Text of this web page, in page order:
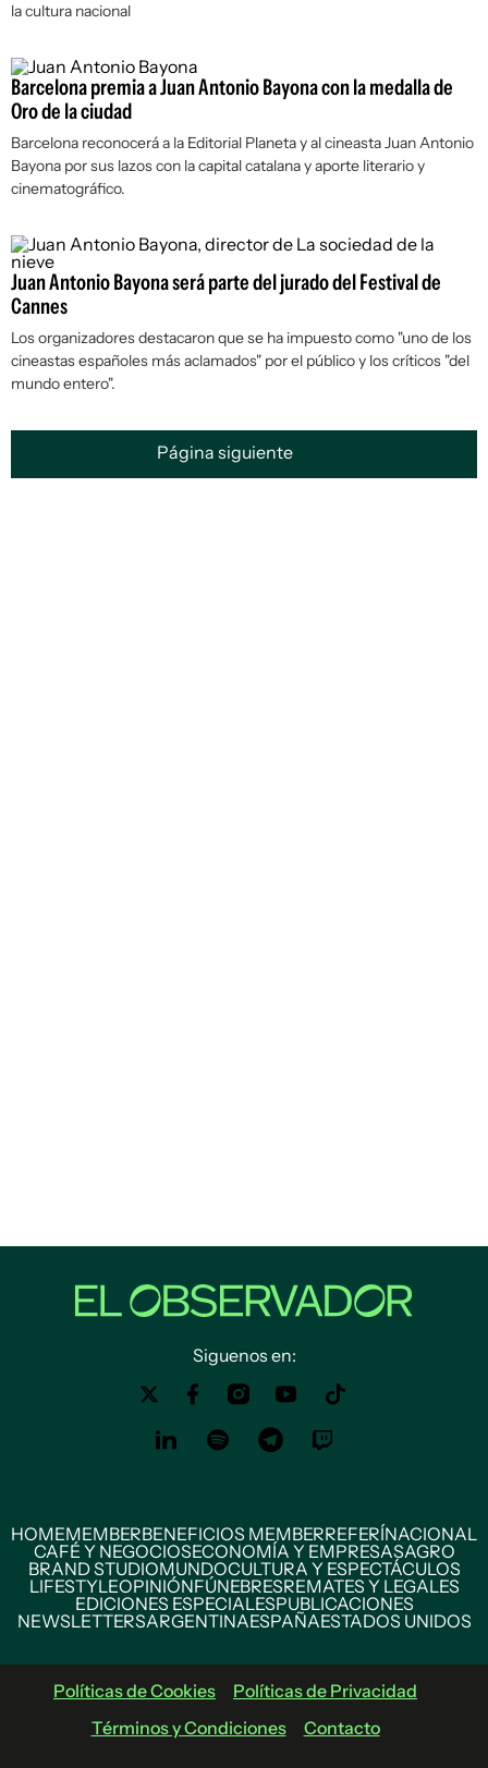
la cultura nacional
Barcelona premia a Juan Antonio Bayona con la medalla de
Oro de la ciudad
Barcelona reconocerá a la Editorial Planeta y al cineasta Juan Antonio
Bayona por sus lazos con la capital catalana y aporte literario y
cinematográfico.
Juan Antonio Bayona será parte del jurado del Festival de
Cannes
Los organizadores destacaron que se ha impuesto como "uno de los
cineastas españoles más aclamados" por el público y los críticos "del
mundo entero".
Página siguiente
Siguenos en:
HOMEMEMBERBENEFICIOS MEMBERREFERÍNACIONAL
CAFÉ Y NEGOCIOSECONOMÍA Y EMPRESASAGRO
BRAND STUDIOMUNDOCULTURA Y ESPECTÁCULOS
LIFESTYLEOPINIÓNFÚNEBRESREMATES Y LEGALES
EDICIONES ESPECIALESPUBLICACIONES
NEWSLETTERSARGENTINAESPAÑAESTADOS UNIDOS
Políticas de Cookies
Políticas de Privacidad
Términos y Condiciones
Contacto